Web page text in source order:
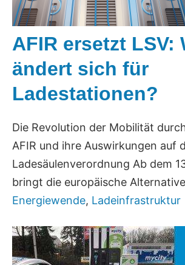
AFIR ersetzt LSV:
ändert sich für
Ladestationen?
Die Revolution der Mobilität
AFIR und ihre Auswirkungen auf
Ladesäulenverordnung Ab dem
bringt die europäische
Energiewende, Ladeinfrastruktur